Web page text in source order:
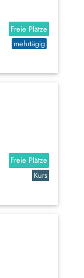
Freie Plätze
mehrtägig
Freie Plätze
Kurs